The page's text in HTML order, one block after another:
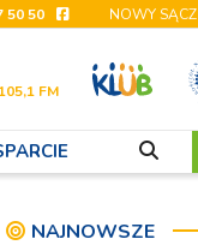
50 50 NOWY SĄCZ
FM
NAJNOWSZE